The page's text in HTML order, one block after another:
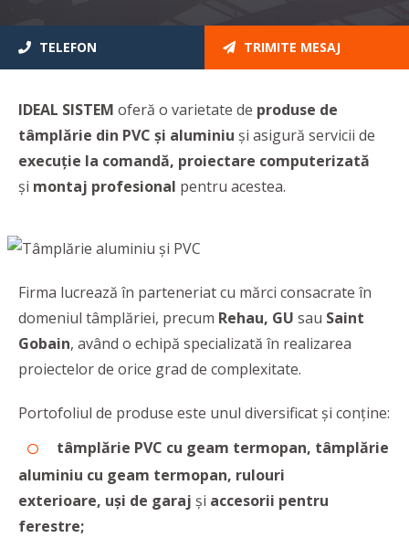
TELEFON TRIMITE MESAJ
IDEAL SISTEM oferă o varietate de produse de
tâmplărie din PVC și aluminiu și asigură servicii de
execuție la comandă, proiectare computerizată
și montaj profesional pentru acestea.
Firma lucrează în parteneriat cu mărci consacrate în
domeniul tâmplăriei, precum Rehau, GU sau Saint
Gobain, având o echipă specializată în realizarea
proiectelor de orice grad de complexitate.
Portofoliul de produse este unul diversificat și conține:
tâmplărie PVC cu geam termopan, tâmplărie
aluminiu cu geam termopan, rulouri
exterioare, uși de garaj şi accesorii pentru
ferestre;